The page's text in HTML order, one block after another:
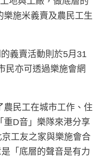
施米義賣及農民工生
義賣活動則於5月31
民亦可透過樂施會網
農民工在城市工作、住
重D音」樂隊來港分享
工友之家與樂施會合
「底層的聲音是有力